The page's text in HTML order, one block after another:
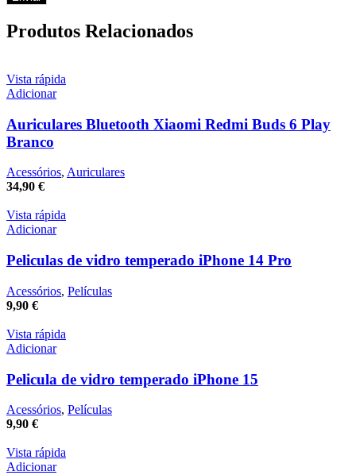
Produtos Relacionados
Vista rápida
Adicionar
Auriculares Bluetooth Xiaomi Redmi Buds 6 Play
Branco
Acessórios, Auriculares
34,90 €
Vista rápida
Adicionar
Peliculas de vidro temperado iPhone 14 Pro
Acessórios, Películas
9,90 €
Vista rápida
Adicionar
Pelicula de vidro temperado iPhone 15
Acessórios, Películas
9,90 €
Vista rápida
Adicionar